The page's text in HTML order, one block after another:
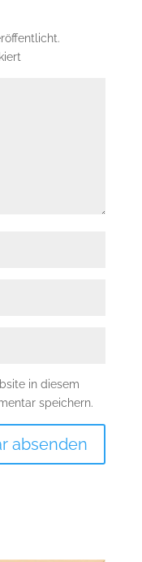
in diesem
speichern.